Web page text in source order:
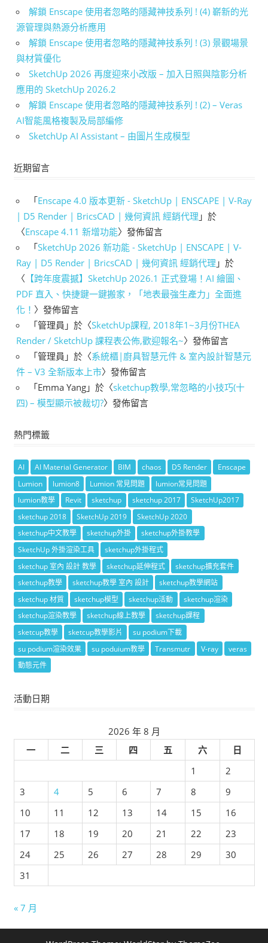
解鎖 Enscape 使用者忽略的隱藏神技系列 ! (4) 嶄新的光
源管理與熱源分析應用
解鎖 Enscape 使用者忽略的隱藏神技系列 ! (3) 景觀場景
與材質優化
SketchUp 2026 再度迎來小改版 – 加入日照與陰影分析
應用的 SketchUp 2026.2
解鎖 Enscape 使用者忽略的隱藏神技系列 ! (2) – Veras
AI智能風格複製及局部編修
SketchUp AI Assistant – 由圖片生成模型
近期留言
「Enscape 4.0 版本更新 - SketchUp | ENSCAPE | V-Ray
| D5 Render | BricsCAD | 幾何資訊 經銷代理 」於
〈Enscape 4.11 新增功能〉發佈留言
「SketchUp 2026 新功能 - SketchUp | ENSCAPE | V-
Ray | D5 Render | BricsCAD | 幾何資訊 經銷代理 」於
〈 【跨年度震撼】SketchUp 2026.1 正式登場！AI 繪圖、
PDF 直入、快捷鍵一鍵搬家，「地表最強生產力」全面進
化！ 〉發佈留言
「管理員 」於〈SketchUp課程, 2018年1~3月份THEA
Render / SketchUp 課程表公佈,歡迎報名~〉發佈留言
「管理員 」於〈系統櫃|廚具智慧元件 & 室內設計智慧元
件 – V3 全新版本上市〉發佈留言
「Emma Yang 」於〈sketchup教學,常忽略的小技巧(十
四) – 模型顯示被裁切?〉發佈留言
熱門標籤
AI AI Material Generator BIM chaos D5 Render
Enscape
Lumion
lumion8 Lumion 常見問題
lumion常見問題
lumion教學
Revit sketchup sketchup 2017
SketchUp2017
sketchup 2018
SketchUp 2019
SketchUp 2020
sketchup中文教學
sketchup外掛
sketchup外掛教學
SketchUp 外掛渲染工具
sketchup外掛程式
sketchup 室內 設計 教學
sketchup延伸程式
sketchup擴充套件
sketchup教學
sketchup教學 室內 設計
sketchup教學網站
sketchup 材質
sketchup模型 sketchup活動
sketchup渲染
sketchup渲染教學
sketchup線上教學
sketchup課程
sketcup教學
sketcup教學影片
su podium下載
su podium渲染效果
su poduium教學 Transmutr V-ray
veras
動態元件
活動日期
2026 年 8 月
一
二 三 四 五 六
日
1
2
3
4 5 6 7 8
9
10
11 12 13 14 15
16
17
18 19 20 21 22
23
24
25 26 27 28 29
30
31
« 7 月